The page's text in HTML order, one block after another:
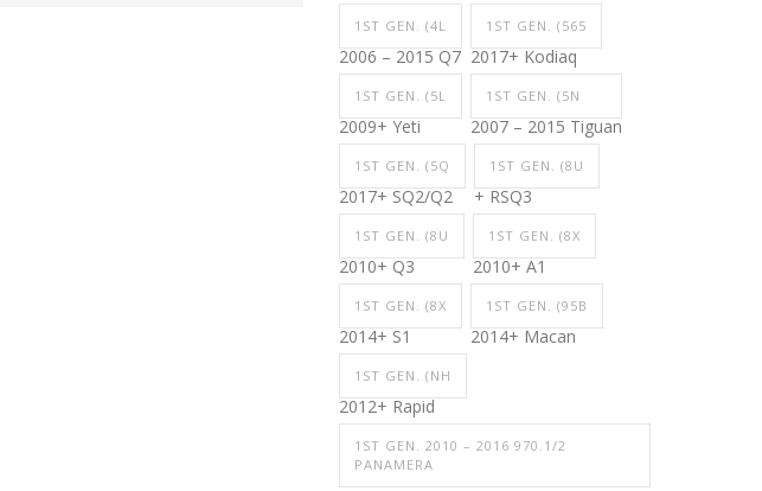
1ST GEN. (4L
2006 – 2015 Q7
1ST GEN. (565
2017+ Kodiaq
1ST GEN. (5L
2009+ Yeti
1ST GEN. (5N
2007 – 2015 Tiguan
1ST GEN. (5Q
2017+ SQ2/Q2
1ST GEN. (8U
+ RSQ3
1ST GEN. (8U
2010+ Q3
1ST GEN. (8X
2010+ A1
1ST GEN. (8X
2014+ S1
1ST GEN. (95B
2014+ Macan
1ST GEN. (NH
2012+ Rapid
1ST GEN. 2010 – 2016 970.1/2
PANAMERA